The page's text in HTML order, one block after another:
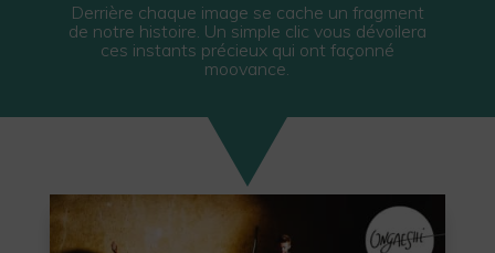
Derrière chaque image se cache un fragment
de notre histoire. Un simple clic vous dévoilera
ces instants précieux qui ont façonné
moovance.